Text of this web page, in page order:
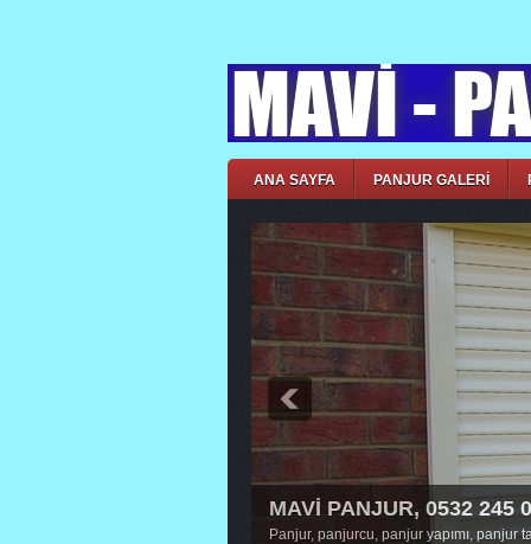
ANA SAYFA PANJUR GALERİ
MAVİ PANJUR, 0532 245
Panjur, panjurcu, panjur yapımı, panjur